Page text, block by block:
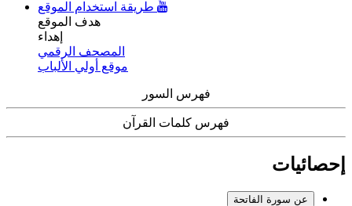
هدف الموقع
إهداء
المصحف الرقمي
موقع أولي الألباب
فهرس السور
فهرس كلمات القرآن
إحصائيات
عن سورة الفاتحة